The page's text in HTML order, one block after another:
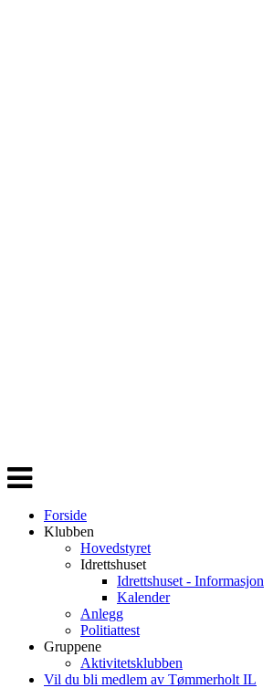
Veksle
navigasjon
Forside
Klubben
Hovedstyret
Idrettshuset
Idrettshuset - Informasjon
Kalender
Anlegg
Politiattest
Gruppene
Aktivitetsklubben
Vil du bli medlem av Tømmerholt IL